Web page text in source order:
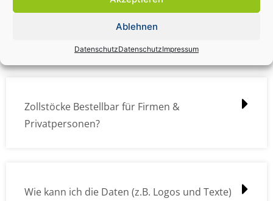
Ablehnen
DatenschutzDatenschutzImpressum
Zollstock Druckdatencheck / Profidatencheck
Zollstöcke Bestellbar für Firmen &
Privatpersonen?
Wie kann ich die Daten (z.B. Logos und Texte)